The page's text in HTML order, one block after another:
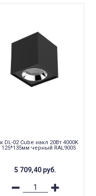
DL-02 Cube накл 20Вт 4000K
125*135мм черный RAL9005
5 709,40 руб.